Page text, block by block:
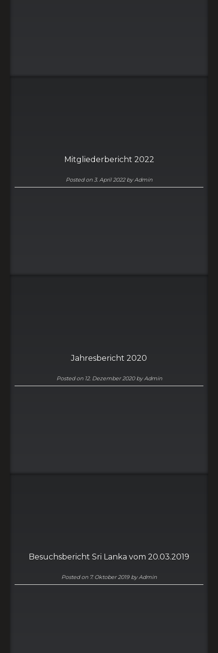
Mitgliederbericht 2022
Posted on3. April 2022by Admin
Jahresbericht 2020
Posted on 12. Dezember 2020by Admin
Besuchsbericht Sri Lanka vom 20.03.2019
Posted on 7. Oktober 2019by Admin